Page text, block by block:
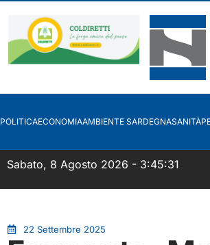
POLITICAECONOMIAAMBIENTE SARDEGNASANITÀ
Sabato, 8 Agosto 2026 - 3:45:31
22 Settembre 2025